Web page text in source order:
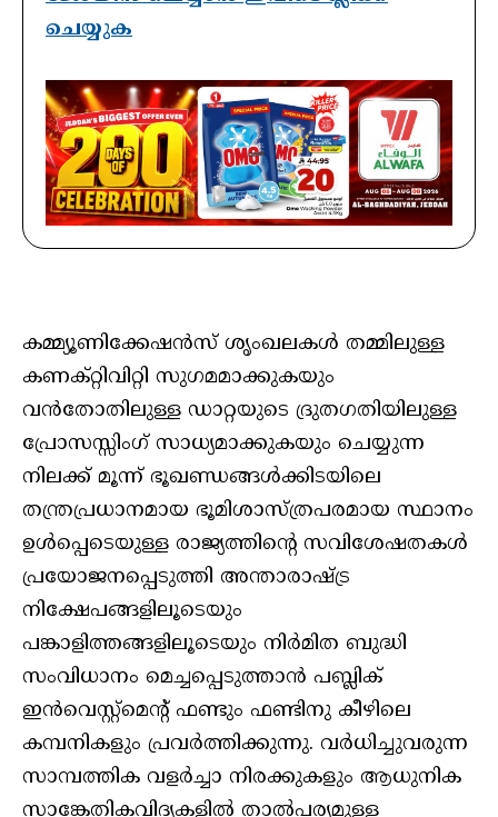
ചെയ്യുക
കമ്മ്യൂണിക്കേഷന്‍സ് ശൃംഖലകള്‍ തമ്മിലുള്ള
കണക്റ്റിവിറ്റി സുഗമമാക്കുകയും
വന്‍തോതിലുള്ള ഡാറ്റയുടെ ദ്രുതഗതിയിലുള്ള
പ്രോസസ്സിംഗ് സാധ്യമാക്കുകയും ചെയ്യുന്ന
നിലക്ക് മൂന്ന് ഭൂഖണ്ഡങ്ങള്‍ക്കിടയിലെ
തന്ത്രപ്രധാനമായ ഭൂമിശാസ്ത്രപരമായ സ്ഥാനം
ഉള്‍പ്പെടെയുള്ള രാജ്യത്തിന്റെ സവിശേഷതകള്‍
പ്രയോജനപ്പെടുത്തി അന്താരാഷ്ട്ര
നിക്ഷേപങ്ങളിലൂടെയും
പങ്കാളിത്തങ്ങളിലൂടെയും നിര്‍മിത ബുദ്ധി
സംവിധാനം മെച്ചപ്പെടുത്താന്‍ പബ്ലിക്
ഇന്‍വെസ്റ്റ്‌മെന്റ് ഫണ്ടും ഫണ്ടിനു കീഴിലെ
കമ്പനികളും പ്രവര്‍ത്തിക്കുന്നു. വര്‍ധിച്ചുവരുന്ന
സാമ്പത്തിക വളര്‍ച്ചാ നിരക്കുകളും ആധുനിക
സാങ്കേതികവിദ്യകളില്‍ താല്‍പര്യമുള്ള